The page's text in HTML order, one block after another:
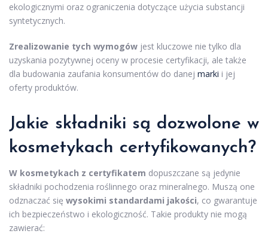
ekologicznymi oraz ograniczenia dotyczące użycia substancji
syntetycznych.
Zrealizowanie tych wymogów jest kluczowe nie tylko dla
uzyskania pozytywnej oceny w procesie certyfikacji, ale także
dla budowania zaufania konsumentów do danej marki i jej
oferty produktów.
Jakie składniki są dozwolone w
kosmetykach certyfikowanych?
W kosmetykach z certyfikatem dopuszczane są jedynie
składniki pochodzenia roślinnego oraz mineralnego. Muszą one
odznaczać się wysokimi standardami jakości, co gwarantuje
ich bezpieczeństwo i ekologiczność. Takie produkty nie mogą
zawierać: